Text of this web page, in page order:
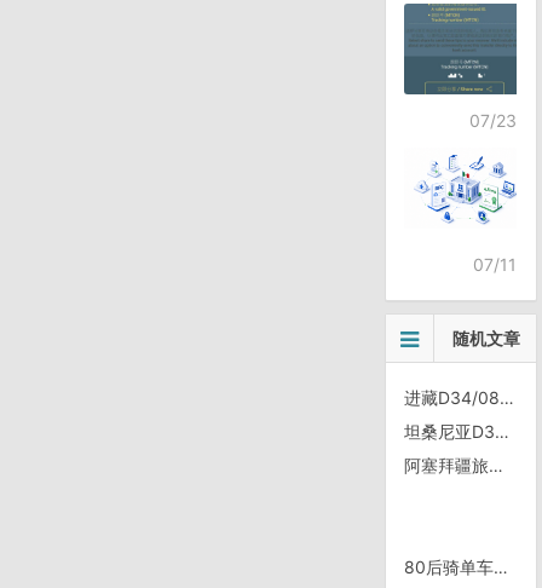
07/23
07/11
随机文章
进藏D34/0822, 唐古拉兵站——唐古拉山口——天下第一道班
坦桑尼亚D33/0830，海拔降到500以下
阿塞拜疆旅舍—在多文明的边缘相遇
80后骑单车穷游澳新35天仅花1.2万